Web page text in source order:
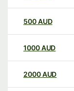
500AUD
1000AUD
2000AUD